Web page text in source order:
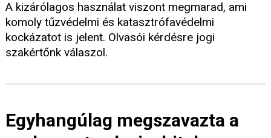
A kizárólagos használat viszont megmarad, ami
komoly tűzvédelmi és katasztrófavédelmi
kockázatot is jelent. Olvasói kérdésre jogi
szakértőnk válaszol.
Egyhangúlag megszavazta a